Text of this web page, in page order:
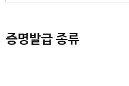
증명발급 종류